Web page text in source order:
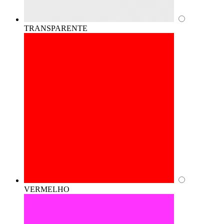
TRANSPARENTE
VERMELHO